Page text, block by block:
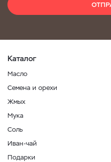
Каталог
Масло
Семена и орехи
Жмых
Мука
Соль
Иван-чай
Подарки